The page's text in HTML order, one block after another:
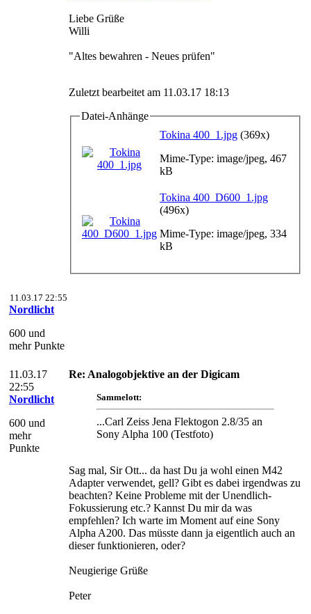
Liebe Grüße
Willi
"Altes bewahren - Neues prüfen"
Zuletzt bearbeitet am 11.03.17 18:13
Datei-Anhänge
Tokina 400_1.jpg (369x)
Mime-Type: image/jpeg, 467
kB
Tokina 400_D600_1.jpg
(496x)
Mime-Type: image/jpeg, 334
kB
11.03.17 22:55
Nordlicht
600 und
mehr Punkte
11.03.17
22:55
Nordlicht
600 und
mehr
Punkte
Re: Analogobjektive an der Digicam
Sammelott:
...Carl Zeiss Jena Flektogon 2.8/35 an
Sony Alpha 100 (Testfoto)
Sag mal, Sir Ott... da hast Du ja wohl einen M42
Adapter verwendet, gell? Gibt es dabei irgendwas zu
beachten? Keine Probleme mit der Unendlich-
Fokussierung etc.? Kannst Du mir da was
empfehlen? Ich warte im Moment auf eine Sony
Alpha A200. Das müsste dann ja eigentlich auch an
dieser funktionieren, oder?
Neugierige Grüße
Peter